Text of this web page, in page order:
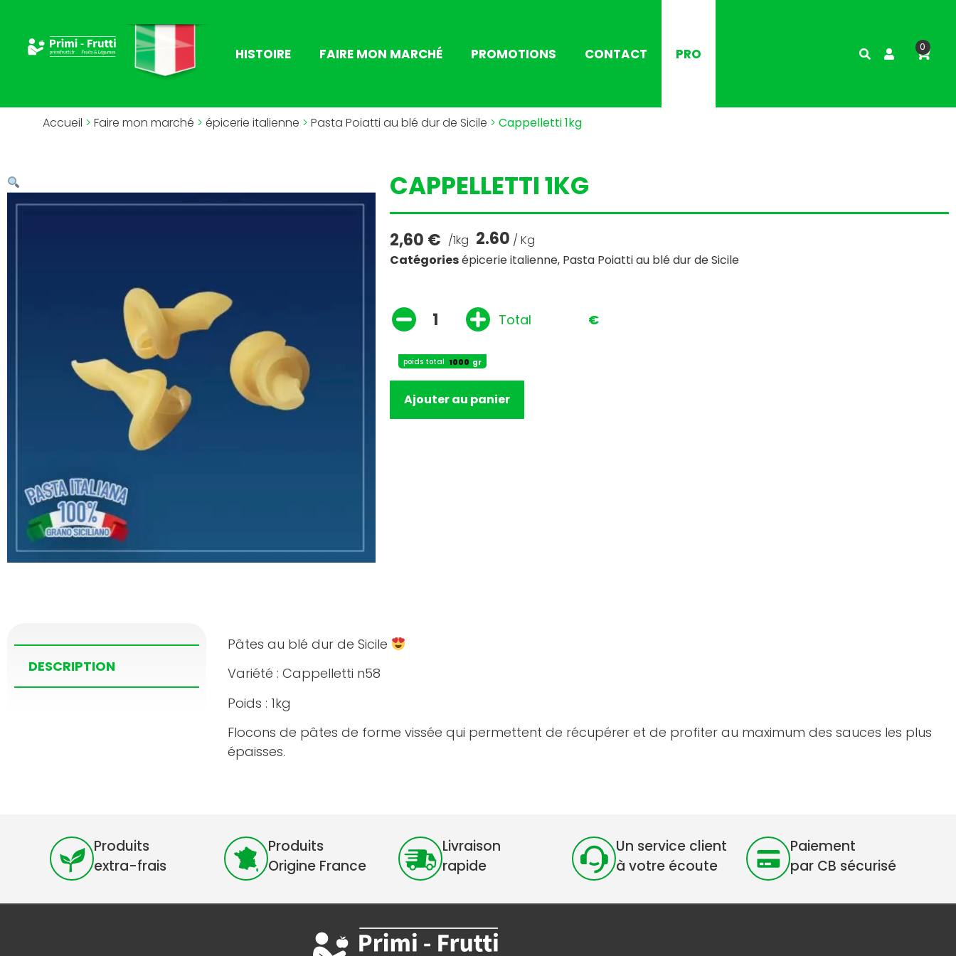
HISTOIRE FAIRE MON MARCHÉ PROMOTIONS CONTACT PRO 0
Accueil > Faire mon marché > épicerie italienne > Pasta Poiatti au blé dur de Sicile > Cappelletti 1kg
CAPPELLETTI 1KG
2,60 € /1kg 2.60 / Kg
Catégoriesépicerie italienne, Pasta Poiatti au blé dur de Sicile
poids total gr
Total €
Ajouter au panier
DESCRIPTION
Pâtes au blé dur de Sicile
Variété : Cappelletti n58
Poids : 1kg
Flocons de pâtes de forme vissée qui permettent de récupérer et de profiter au maximum des sauces les plus
épaisses.
Produits
extra-frais
Produits
Origine France
Livraison
rapide
Un service client
à votre écoute
Paiement
par CB sécurisé